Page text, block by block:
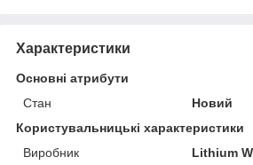
Характеристики
Основні атрибути
Стан
Новий
Користувальницькі характеристики
Виробник
Lithium